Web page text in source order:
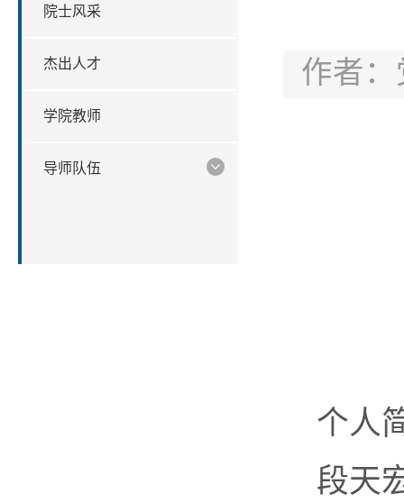
院士风采
杰出人才
学院教师
导师队伍
作者
个人
段天